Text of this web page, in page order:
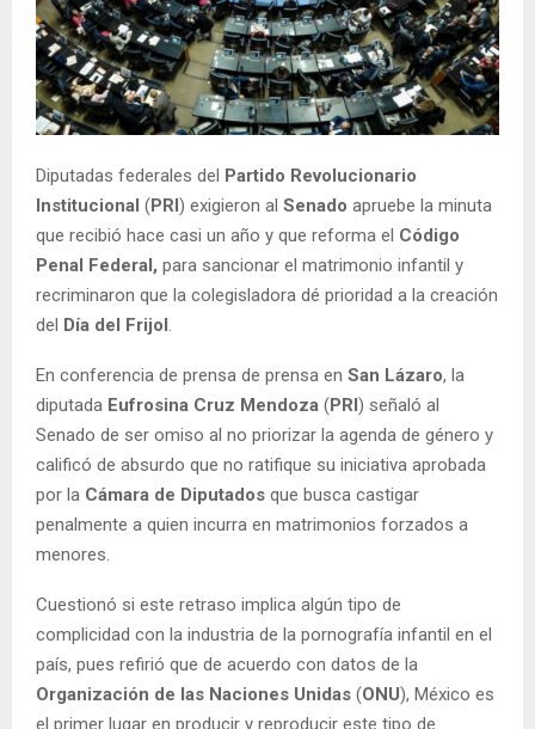
Diputadas federales del Partido Revolucionario
Institucional (PRI) exigieron al Senado apruebe la minuta
que recibió hace casi un año y que reforma el Código
Penal Federal, para sancionar el matrimonio infantil y
recriminaron que la colegisladora dé prioridad a la creación
del Día del Frijol.
En conferencia de prensa de prensa en San Lázaro, la
diputada Eufrosina Cruz Mendoza (PRI) señaló al
Senado de ser omiso al no priorizar la agenda de género y
calificó de absurdo que no ratifique su iniciativa aprobada
por la Cámara de Diputados que busca castigar
penalmente a quien incurra en matrimonios forzados a
menores.
Cuestionó si este retraso implica algún tipo de
complicidad con la industria de la pornografía infantil en el
país, pues refirió que de acuerdo con datos de la
Organización de las Naciones Unidas (ONU), México es
el primer lugar en producir y reproducir este tipo de